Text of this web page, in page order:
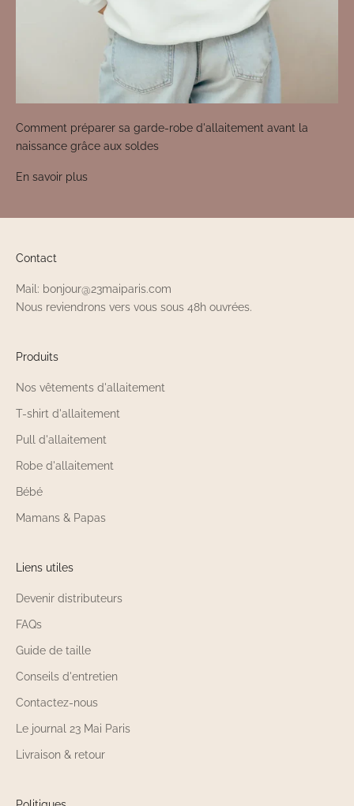
Comment préparer sa garde-robe d'allaitement avant la
naissance grâce aux soldes
En savoir plus
Contact
Mail: bonjour@23maiparis.com
Nous reviendrons vers vous sous 48h ouvrées.
Produits
Nos vêtements d'allaitement
T-shirt d'allaitement
Pull d'allaitement
Robe d'allaitement
Bébé
Mamans & Papas
Liens utiles
Devenir distributeurs
FAQs
Guide de taille
Conseils d'entretien
Contactez-nous
Le journal 23 Mai Paris
Livraison & retour